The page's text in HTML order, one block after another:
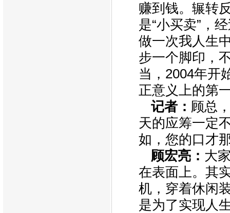
赚到钱。辗转
是“小买卖”，
做一次我人生
步一个脚印，
当，2004年开
正意义上的第
记者： 顾总
天的应筹一定
如，您的口才
顾宏亮： 大
在表面上。其
机，穿着休闲
是为了实现人